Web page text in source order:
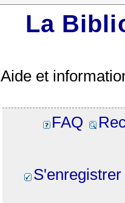
La
Aide et
FAQ
S'enregistrer